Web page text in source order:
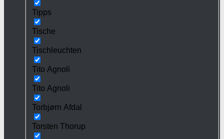
Tipps
Tische
Tischleuchten
Tito Agnoli
Tito Agnoli
Torbjørn Afdal
Torsten Thorup